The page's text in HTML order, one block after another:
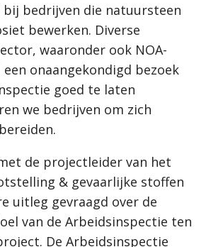
bedrijven die natuursteen
bewerken. Diverse
waaronder ook NOA-
onaangekondigd bezoek
goed te laten
we bedrijven om zich
de projectleider van het
& gevaarlijke stoffen
uitleg gevraagd over de
van de Arbeidsinspectie ten
De Arbeidsinspectie